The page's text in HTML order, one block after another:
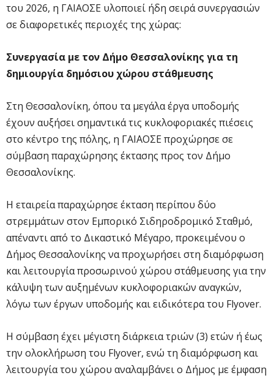
του 2026, η ΓΑΙΑΟΣΕ υλοποιεί ήδη σειρά συνεργασιών
σε διαφορετικές περιοχές της χώρας:
Συνεργασία με τον Δήμο Θεσσαλονίκης για τη
δημιουργία δημόσιου χώρου στάθμευσης
Στη Θεσσαλονίκη, όπου τα μεγάλα έργα υποδομής
έχουν αυξήσει σημαντικά τις κυκλοφοριακές πιέσεις
στο κέντρο της πόλης, η ΓΑΙΑΟΣΕ προχώρησε σε
σύμβαση παραχώρησης έκτασης προς τον Δήμο
Θεσσαλονίκης.
Η εταιρεία παραχώρησε έκταση περίπου δύο
στρεμμάτων στον Εμπορικό Σιδηροδρομικό Σταθμό,
απέναντι από το Δικαστικό Μέγαρο, προκειμένου ο
Δήμος Θεσσαλονίκης να προχωρήσει στη διαμόρφωση
και λειτουργία προσωρινού χώρου στάθμευσης για την
κάλυψη των αυξημένων κυκλοφοριακών αναγκών,
λόγω των έργων υποδομής και ειδικότερα του Flyover.
Η σύμβαση έχει μέγιστη διάρκεια τριών (3) ετών ή έως
την ολοκλήρωση του Flyover, ενώ τη διαμόρφωση και
λειτουργία του χώρου αναλαμβάνει ο Δήμος με έμφαση